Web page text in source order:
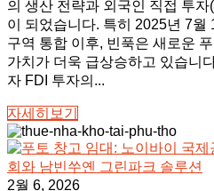
의 생산 전략과 외국인 직접 투
이 되었습니다. 특히 2025년 7월
구역 통합 이후, 빈푹은 새로운
가치가 더욱 급상승하고 있습니
자 FDI 투자의...
자세히보기
2월 6, 2026